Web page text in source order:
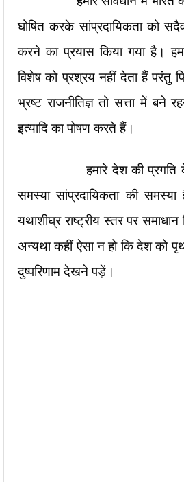
घोषित करके सांप्रदायिकता को
करने का प्रयास किया गया है।
विशेष को प्रश्रय नहीं देता हैं परंतु
भ्रष्ट राजनीतिज्ञ तो सत्ता में बने
इत्यादि का पोषण करते हैं।
हमारे देश की प्रगति के
समस्या सांप्रदायिकता की
यथाशीघ्र राष्ट्रीय स्तर पर समाधान
अन्यथा कहीं ऐसा न हो कि देश को
दुष्परिणाम देखने पड़ें।